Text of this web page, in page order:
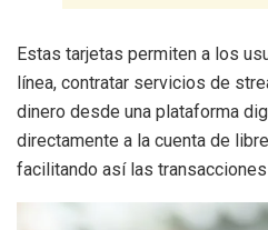
Estas tarjetas permiten a los
línea, contratar servicios de
dinero desde una plataforma
directamente a la cuenta de
facilitando así las